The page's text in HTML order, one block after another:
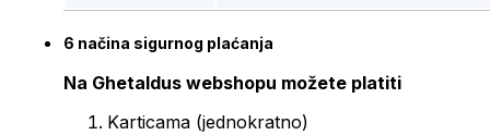
6 načina sigurnog plaćanja
Na Ghetaldus webshopu možete platiti
Karticama (jednokratno)